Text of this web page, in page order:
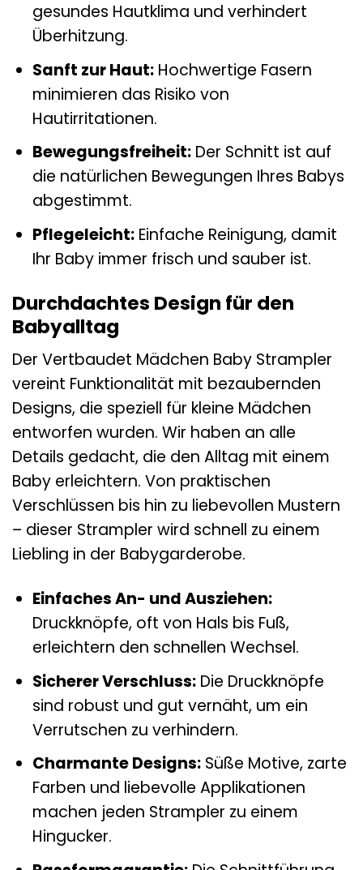
gesundes Hautklima und verhindert
Überhitzung.
Sanft zur Haut:Hochwertige Fasern
minimieren das Risiko von
Hautirritationen.
Bewegungsfreiheit:Der Schnitt ist auf
die natürlichen Bewegungen Ihres Babys
abgestimmt.
Pflegeleicht:Einfache Reinigung, damit
Ihr Baby immer frisch und sauber ist.
Durchdachtes Design für den
Babyalltag
Der Vertbaudet Mädchen Baby Strampler
vereint Funktionalität mit bezaubernden
Designs, die speziell für kleine Mädchen
entworfen wurden. Wir haben an alle
Details gedacht, die den Alltag mit einem
Baby erleichtern. Von praktischen
Verschlüssen bis hin zu liebevollen Mustern
– dieser Strampler wird schnell zu einem
Liebling in der Babygarderobe.
Einfaches An- und Ausziehen:
Druckknöpfe, oft von Hals bis Fuß,
erleichtern den schnellen Wechsel.
Sicherer Verschluss:Die Druckknöpfe
sind robust und gut vernäht, um ein
Verrutschen zu verhindern.
Charmante Designs:Süße Motive, zarte
Farben und liebevolle Applikationen
machen jeden Strampler zu einem
Hingucker.